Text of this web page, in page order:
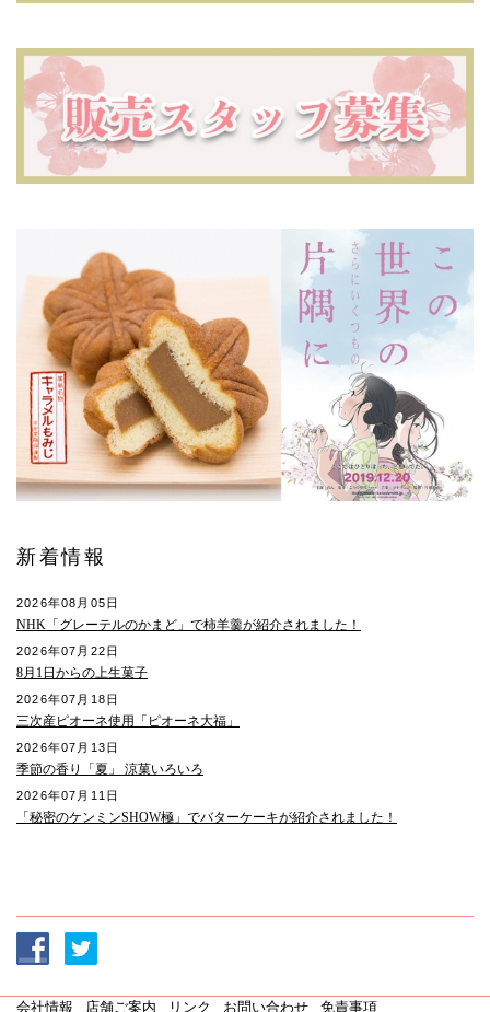
新着情報
2026年08月05日
NHK「グレーテルのかまど」で柿羊羹が紹介されました！
2026年07月22日
8月1日からの上生菓子
2026年07月18日
三次産ピオーネ使用「ピオーネ大福」
2026年07月13日
季節の香り「夏」 涼菓いろいろ
2026年07月11日
「秘密のケンミンSHOW極」でバターケーキが紹介されました！
会社情報 店舗ご案内 リンク お問い合わせ 免責事項